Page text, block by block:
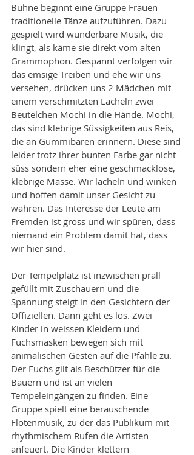
Bühne beginnt eine Gruppe Frauen
traditionelle Tänze aufzuführen. Dazu
gespielt wird wunderbare Musik, die
klingt, als käme sie direkt vom alten
Grammophon. Gespannt verfolgen wir
das emsige Treiben und ehe wir uns
versehen, drücken uns 2 Mädchen mit
einem verschmitzten Lächeln zwei
Beutelchen Mochi in die Hände. Mochi,
das sind klebrige Süssigkeiten aus Reis,
die an Gummibären erinnern. Diese sind
leider trotz ihrer bunten Farbe gar nicht
süss sondern eher eine geschmacklose,
klebrige Masse. Wir lächeln und winken
und hoffen damit unser Gesicht zu
wahren. Das Interesse der Leute am
Fremden ist gross und wir spüren, dass
niemand ein Problem damit hat, dass
wir hier sind.
Der Tempelplatz ist inzwischen prall
gefüllt mit Zuschauern und die
Spannung steigt in den Gesichtern der
Offiziellen. Dann geht es los. Zwei
Kinder in weissen Kleidern und
Fuchsmasken bewegen sich mit
animalischen Gesten auf die Pfähle zu.
Der Fuchs gilt als Beschützer für die
Bauern und ist an vielen
Tempeleingängen zu finden. Eine
Gruppe spielt eine berauschende
Flötenmusik, zu der das Publikum mit
rhythmischem Rufen die Artisten
anfeuert. Die Kinder klettern